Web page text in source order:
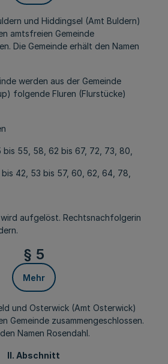
und Hiddingsel (Amt Buldern)
amtsfreien Gemeinde
Die Gemeinde erhält den Namen
werden aus der Gemeinde
folgende Fluren (Flurstücke)
bis 55, 58, 62 bis 67, 72, 73, 80,
bis 42, 53 bis 57, 60, 62, 64, 78,
aufgelöst. Rechtsnachfolgerin
§ 5
Mehr
und Osterwick (Amt Osterwick)
Gemeinde zusammengeschlossen.
Namen Rosendahl.
II. Abschnitt